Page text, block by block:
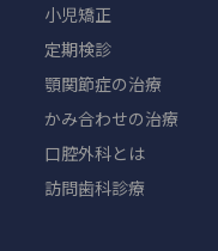
小児矯正
定期検診
顎関節症の治療
かみ合わせの治療
口腔外科とは
訪問歯科診療